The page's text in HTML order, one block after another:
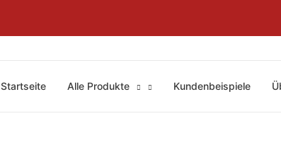
Startseite Alle Produkte Kundenbeispiele